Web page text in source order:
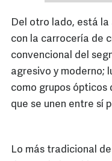
Del otro lado, está la
con la carrocería de
convencional del
agresivo y moderno;
como grupos
que se unen entre sí
Lo más tradicional